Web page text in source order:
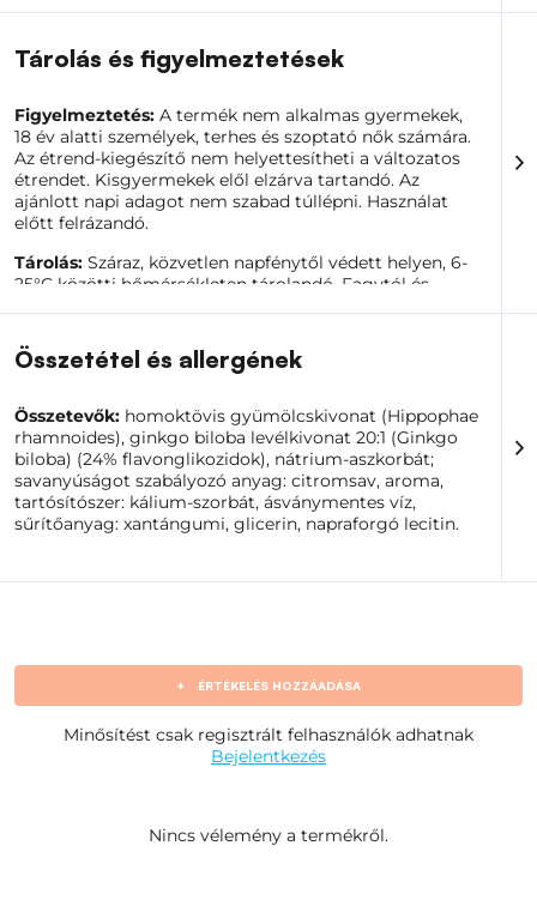
folyadékokban zajlik, legyen szó akár a sejtes
környezetről, a vérről vagy a sejtek közötti térről. A
képvisel, amellyel az anyagok beépülhetnek a napi
rutinbaanélkül, hogy megzavarnák a szervezet
természetes dinamikáját. A szilárd formákhoz képest ez
a megközelítés jobban tükrözi a test biológiai
valóságát.
Tárolás és figyelmeztetések
Figyelmeztetés: A termék nem alkalmas gyermekek,
18 év alatti személyek, terhes és szoptató nők számára.
Az étrend-kiegészítő nem helyettesítheti a változatos
étrendet. Kisgyermekek elől elzárva tartandó. Az
ajánlott napi adagot nem szabad túllépni. Használat
előtt felrázandó.
Tárolás: Száraz, közvetlen napfénytől védett helyen, 6-
25°C közötti hőmérsékleten tárolandó. Fagytól és
fogyasztandó.
Összetétel és allergének
Összetevők: homoktövis gyümölcskivonat (Hippophae
rhamnoides), ginkgo biloba levélkivonat 20:1 (Ginkgo
biloba) (24% flavonglikozidok), nátrium-aszkorbát;
savanyúságot szabályozó anyag: citromsav, aroma,
tartósítószer: kálium-szorbát, ásványmentes víz,
sűrítőanyag: xantángumi, glicerin, napraforgó lecitin.
+ ÉRTÉKELÉS HOZZÁADÁSA
Minősítést csak regisztrált felhasználók adhatnak
Bejelentkezés
Nincs vélemény a termékről.